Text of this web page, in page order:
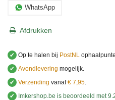
WhatsApp
Afdrukken
✔ Op te halen bij PostNL
✔ Avondlevering mogelijk.
✔ Verzending vanaf€ 7,95
✔
Imkershop.be is beoordeeld met